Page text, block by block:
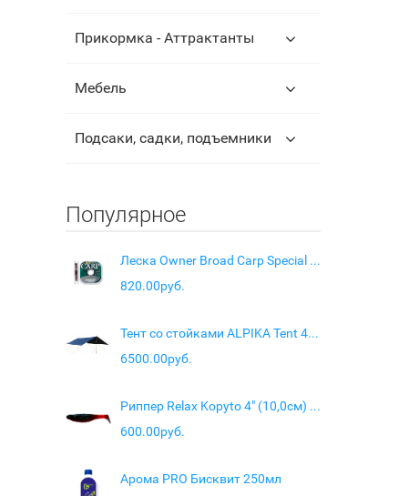
Прикормка - Аттрактанты
Мебель
Подсаки, садки, подъемники
Популярное
Леска Owner Broad Carp Special 100m - 0.35mm 8,8кг
820.00руб.
Тент со стойками ALPIKA Tent 4x6
6500.00руб.
Риппер Relax Kopyto 4" (10,0см) 10шт RKBLS4/S-091
600.00руб.
Арома PRO Бисквит 250мл